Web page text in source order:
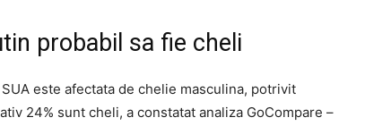
probabil sa fie cheli
este afectata de chelie masculina, potrivit
24% sunt cheli, a constatat analiza GoCompare –